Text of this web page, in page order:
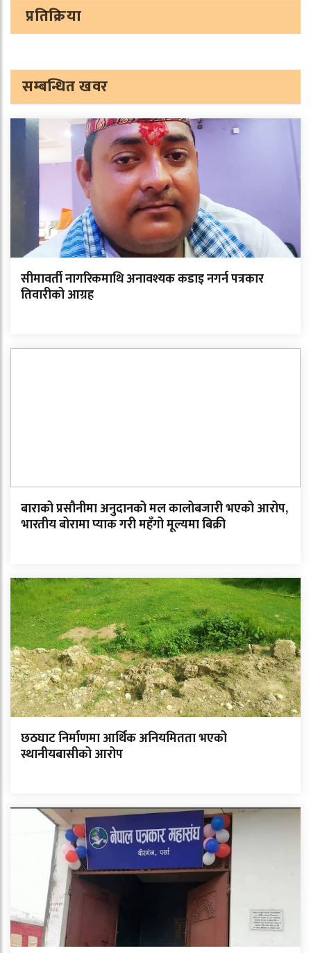
प्रतिक्रिया
सम्बन्धित खवर
सीमावर्ती नागरिकमाथि अनावश्यक कडाइ नगर्न पत्रकार
तिवारीको आग्रह
बाराको प्रसौनीमा अनुदानको मल कालोबजारी भएको आरोप,
भारतीय बोरामा प्याक गरी महँगो मूल्यमा बिक्री
छठघाट निर्माणमा आर्थिक अनियमितता भएको
स्थानीयबासीको आरोप